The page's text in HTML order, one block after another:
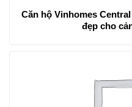
Căn hộ Vinhomes
đẹp cho